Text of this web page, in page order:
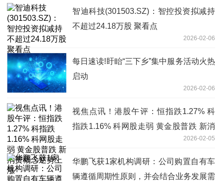
智迪科技(301503.SZ)：智控投资拟减持
不超过24.18万股 聚看点
2026-02-06
每日速读!盱眙“三下乡”集中服务活动火热
启动
2026-02-06
视焦点讯！港股午评：恒指跌1.27% 科
指跌1.16% 科网股走弱 黄金股普跌 新消
2026-02-05
华鹏飞获1家机构调研：公司购置自有车
辆遵循周期性原则，并会结合业务发展需